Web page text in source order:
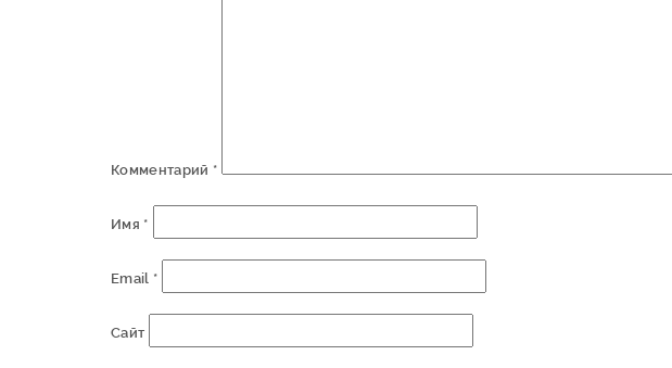
Комментарий *
Имя *
Email *
Сайт